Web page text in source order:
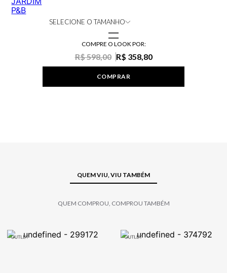
SELECIONE O TAMANHO
COMPRE O LOOK POR:
R$ 598,00 R$ 358,80
COMPRAR
QUEM VIU, VIU TAMBÉM
QUEM COMPROU, COMPROU TAMBÉM